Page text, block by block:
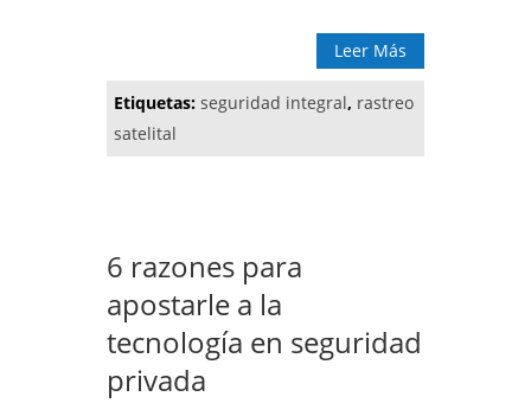
Leer Más
Etiquetas: seguridad integral, rastreo
satelital
6 razones para
apostarle a la
tecnología en seguridad
privada